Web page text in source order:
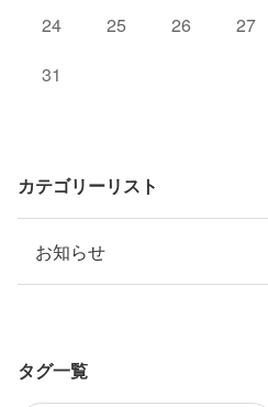
24
25 26 27
31
カテゴリーリスト
お知らせ
タグ一覧